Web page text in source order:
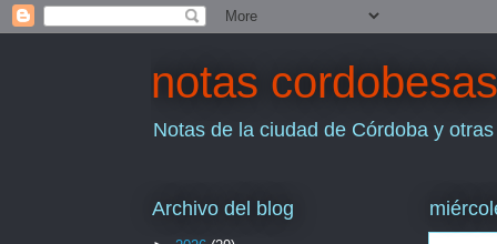
notas cordobesas
Notas de la ciudad de Córdoba y
Archivo del blog